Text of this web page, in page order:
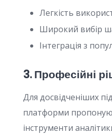
Легкість
Широкий вибір
Інтеграція з
3. Професійні
Для досвідченіших
платформи
інструменти